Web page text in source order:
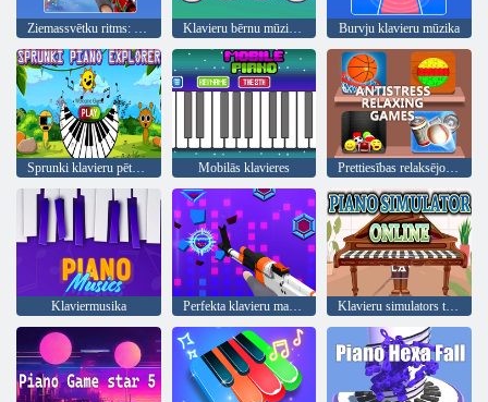
Ziemassvētku ritms: Perfektas klavieres Klavieru bērnu mūzika un dziesmas Burvju klavieru mūzika
Mobilās klavieres
Klaviermusika Perfekta klavieru maģija Klavieru simulators tiešsaistē